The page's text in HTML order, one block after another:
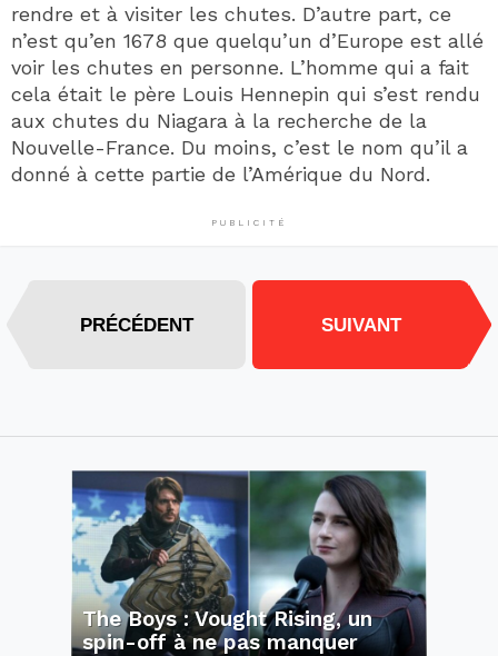
rendre et à visiter les chutes. D’autre part, ce
n’est qu’en 1678 que quelqu’un d’Europe est allé
voir les chutes en personne. L’homme qui a fait
cela était le père Louis Hennepin qui s’est rendu
aux chutes du Niagara à la recherche de la
Nouvelle-France. Du moins, c’est le nom qu’il a
donné à cette partie de l’Amérique du Nord.
PUBLICITÉ
PRÉCÉDENT SUIVANT
The Boys : Vought Rising, un
spin-off à ne pas manquer